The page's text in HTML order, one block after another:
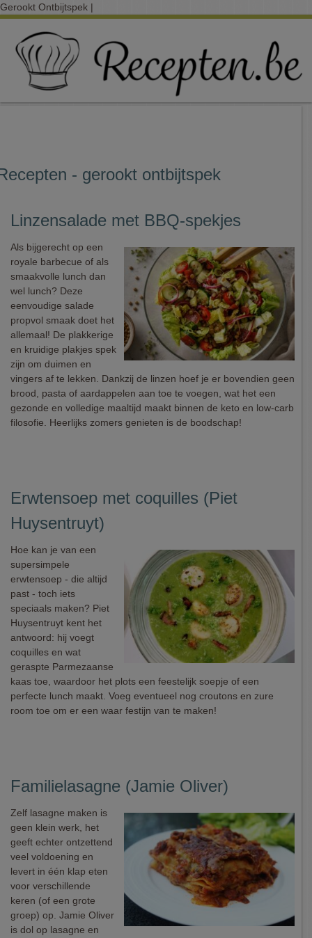
Gerookt Ontbijtspek |
- gerookt ontbijtspek
Linzensalade met BBQ-spekjes
Als bijgerecht op een
royale barbecue of als
smaakvolle lunch dan
wel lunch? Deze
eenvoudige salade
propvol smaak doet het
allemaal! De plakkerige
en kruidige plakjes spek
zijn om duimen en
vingers af te lekken. Dankzij de linzen hoef je er bovendien geen
brood, pasta of aardappelen aan toe te voegen, wat het een
gezonde en volledige maaltijd maakt binnen de keto en low-carb
filosofie. Heerlijks zomers genieten is de boodschap!
Erwtensoep met coquilles (Piet
Huysentruyt)
Hoe kan je van een
supersimpele
erwtensoep - die altijd
past - toch iets
speciaals maken? Piet
Huysentruyt kent het
antwoord: hij voegt
coquilles en wat
geraspte Parmezaanse
kaas toe, waardoor het plots een feestelijk soepje of een
perfecte lunch maakt. Voeg eventueel nog croutons en zure
room toe om er een waar festijn van te maken!
Familielasagne (Jamie Oliver)
Zelf lasagne maken is
geen klein werk, het
geeft echter ontzettend
veel voldoening en
levert in één klap eten
voor verschillende
keren (of een grote
groep) op. Jamie Oliver
is dol op lasagne en